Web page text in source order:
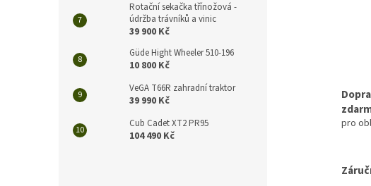
Rotační sekačka třínožová -
údržba trávníků a vinic
39 900 Kč
Güde Hight Wheeler 510-196
10 800 Kč
VeGA T66R zahradní traktor
39 990 Kč
Cub Cadet XT2 PR95
104 490 Kč
pro